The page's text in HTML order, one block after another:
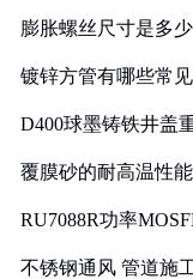
膨胀螺丝尺寸是多少
镀锌方管有哪些常
D400球墨铸铁井盖
覆膜砂的耐高温性
RU7088R功率
不锈钢通风 管道施